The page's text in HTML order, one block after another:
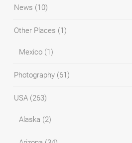
News (10)
Other Places (1)
Mexico (1)
Photography (61)
USA (263)
Alaska (2)